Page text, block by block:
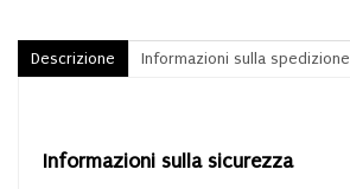
Descrizione Informazioni sulla spedizione
Informazioni sulla sicurezza